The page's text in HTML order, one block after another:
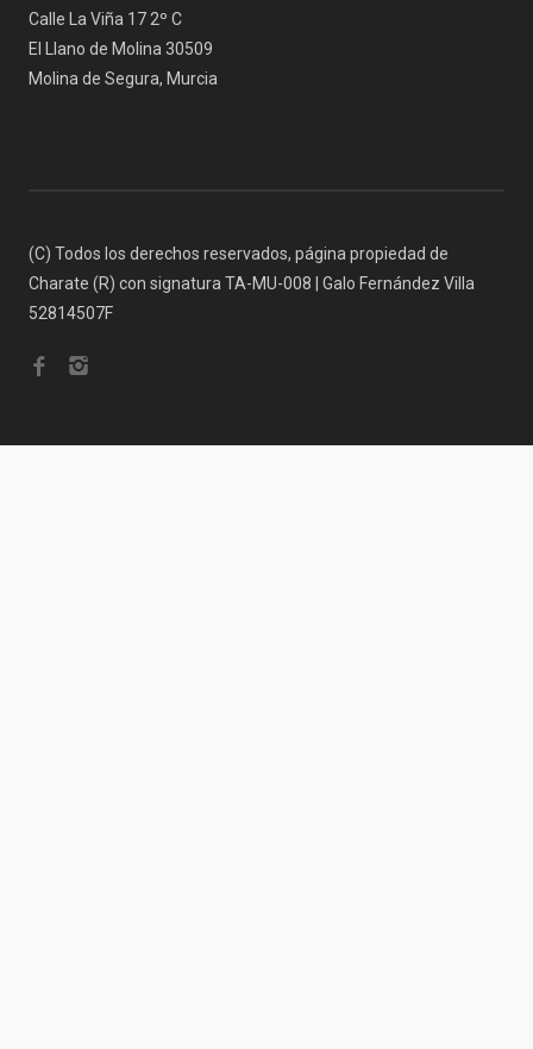
Calle La Viña 17 2º C
El Llano de Molina 30509
Molina de Segura, Murcia
(C) Todos los derechos reservados, página propiedad de
Charate (R) con signatura TA-MU-008 | Galo Fernández Villa
52814507F